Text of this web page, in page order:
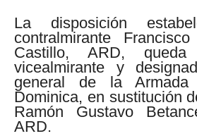
La disposición
contralmirante
Castillo, ARD,
vicealmirante y
general de la Armada
Dominica, en sustitución
Ramón Gustavo
ARD.